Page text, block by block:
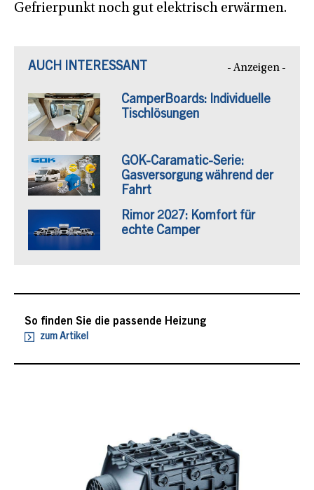
Gefrierpunkt noch gut elektrisch erwärmen.
AUCH INTERESSANT - Anzeigen -
CamperBoards: Individuelle
Tischlösungen
GOK-Caramatic-Serie:
Gasversorgung während der
Fahrt
Rimor 2027: Komfort für
echte Camper
So finden Sie die passende Heizung
zum Artikel